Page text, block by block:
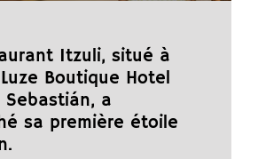
Itzuli, situé à
Boutique Hotel
Sebastián, a
sa première étoile